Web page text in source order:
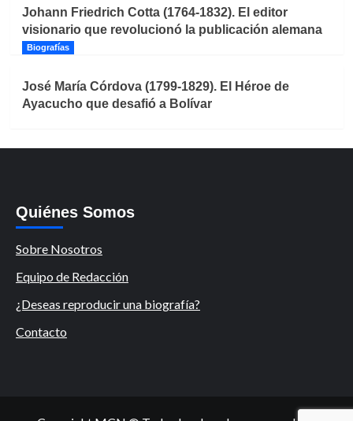
Johann Friedrich Cotta (1764-1832). El editor
visionario que revolucionó la publicación alemana
Biografías
José María Córdova (1799-1829). El Héroe de
Ayacucho que desafió a Bolívar
Quiénes Somos
Sobre Nosotros
Equipo de Redacción
¿Deseas reproducir una biografía?
Contacto